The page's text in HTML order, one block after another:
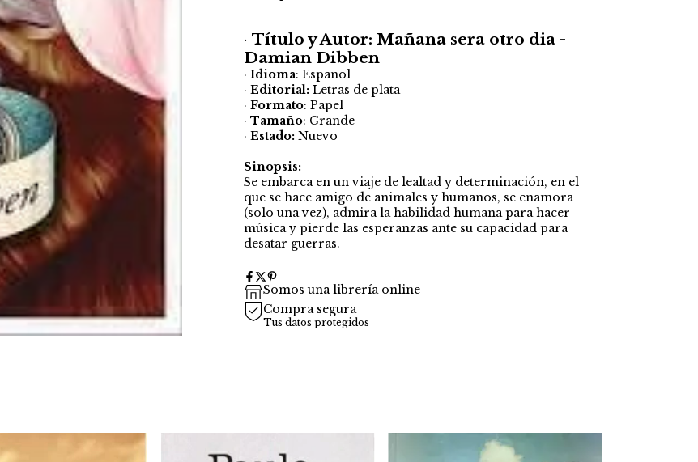
· Título y Autor: Mañana sera otro dia -
Damian Dibben
· Idioma: Español
· Editorial: Letras de plata
· Formato: Papel
· Tamaño: Grande
· Estado: Nuevo
Sinopsis:
Se embarca en un viaje de lealtad y determinación, en el
que se hace amigo de animales y humanos, se enamora
(solo una vez), admira la habilidad humana para hacer
música y pierde las esperanzas ante su capacidad para
desatar guerras.
Somos una librería online
Compra segura
Tus datos protegidos